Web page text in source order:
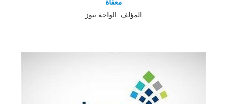
معفاة
المؤلف: الواحة نيوز